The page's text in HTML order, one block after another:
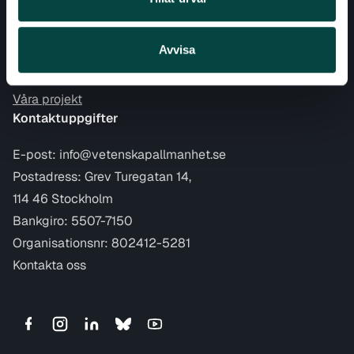
Avvisa
Våra erbjudanden
Våra projekt
Kontaktuppgifter
E-post: info@vetenskapallmanhet.se
Postadress: Grev Turegatan 14,
114 46 Stockholm
Bankgiro: 5507-7150
Organisationsnr: 802412-5281
Kontakta oss